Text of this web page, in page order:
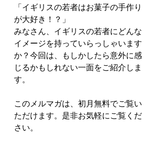
「イギリスの若者はお菓子の手作り
が大好き！？」
みなさん、イギリスの若者にどんな
イメージを持っていらっしゃいます
か？今回は、もしかしたら意外に感
じるかもしれない一面をご紹介しま
す。
このメルマガは、初月無料でご覧い
ただけます。是非お気軽にご覧くだ
さい。